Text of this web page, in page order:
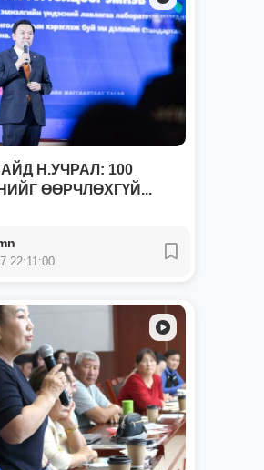
Н.УЧРАЛ: 100
ӨӨРЧЛӨХГҮЙ...
22:11:00